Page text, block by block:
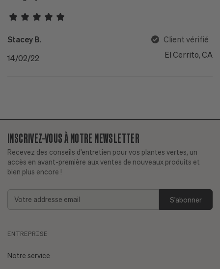
Stacey B.
Client vérifié
14/02/22
El Cerrito, CA
INSCRIVEZ-VOUS À NOTRE NEWSLETTER
Recevez des conseils d'entretien pour vos plantes vertes, un
accès en avant-première aux ventes de nouveaux produits et
bien plus encore !
Addresse
ENTREPRISE
Notre service